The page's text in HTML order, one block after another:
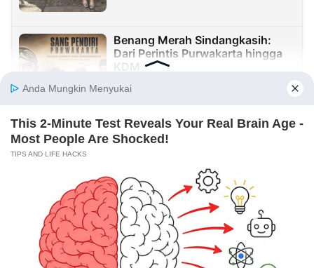
Benang Merah Sindangkasih:
Dari Perintis Purwakarta hingga
KDM
21/07/2026 - 09:22
REDAKSI INFORMASI IKLAN
KIRIM KARYA TENTANG KAMI